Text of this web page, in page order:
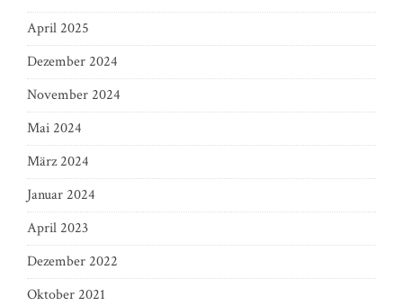
April 2025
Dezember 2024
November 2024
Mai 2024
März 2024
Januar 2024
April 2023
Dezember 2022
Oktober 2021